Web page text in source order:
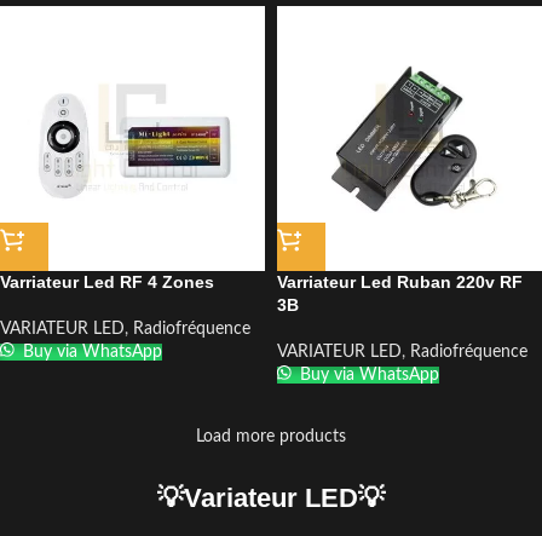
Varriateur Led RF 4 Zones
VARIATEUR LED, Radiofréquence
Buy via WhatsApp
Varriateur Led Ruban 220v RF
3B
VARIATEUR LED, Radiofréquence
Buy via WhatsApp
Load more products
💡Variateur LED💡